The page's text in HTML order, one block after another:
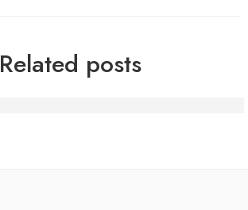
Related posts